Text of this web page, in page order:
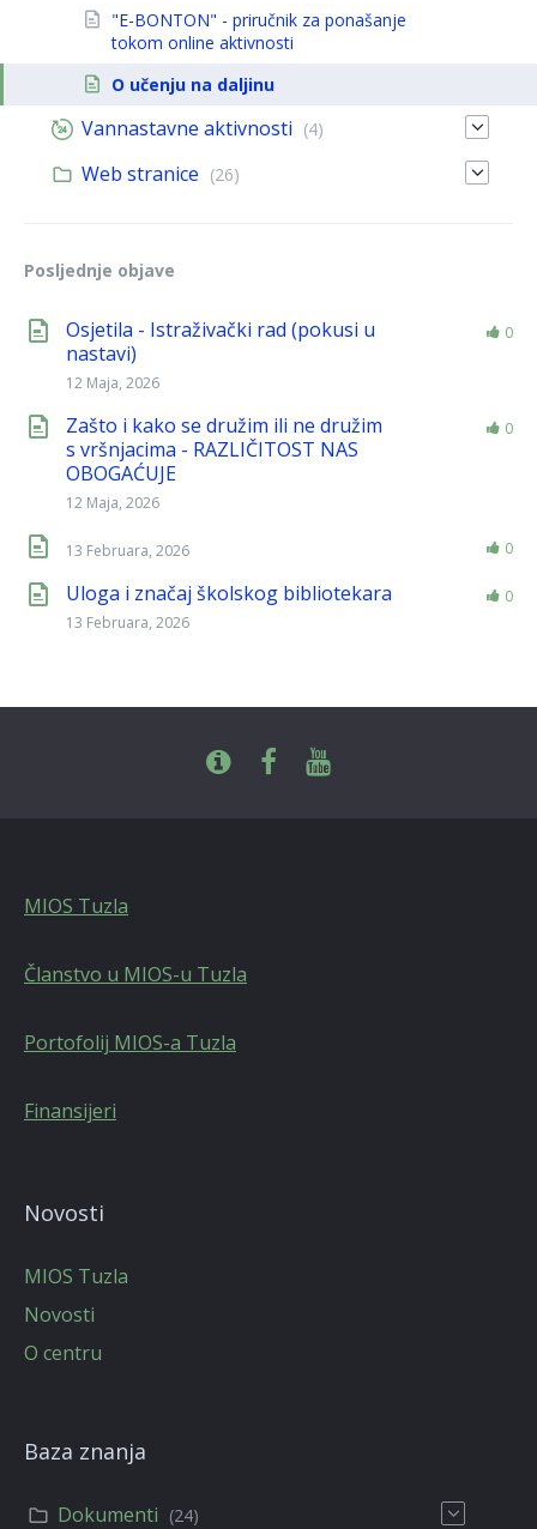
"E-BONTON" - priručnik za ponašanje
tokom online aktivnosti
O učenju na daljinu
Vannastavne aktivnosti (4)
Web stranice (26)
Posljednje objave
Osjetila - Istraživački rad (pokusi u
nastavi)
12 Maja, 2026
0
Zašto i kako se družim ili ne družim
s vršnjacima - RAZLIČITOST NAS
OBOGAĆUJE
12 Maja, 2026
0
13 Februara, 2026 0
Uloga i značaj školskog bibliotekara
13 Februara, 2026
0
MIOS Tuzla
Članstvo u MIOS-u Tuzla
Portofolij MIOS-a Tuzla
Finansijeri
Novosti
MIOS Tuzla
Novosti
O centru
Baza znanja
Dokumenti (24)